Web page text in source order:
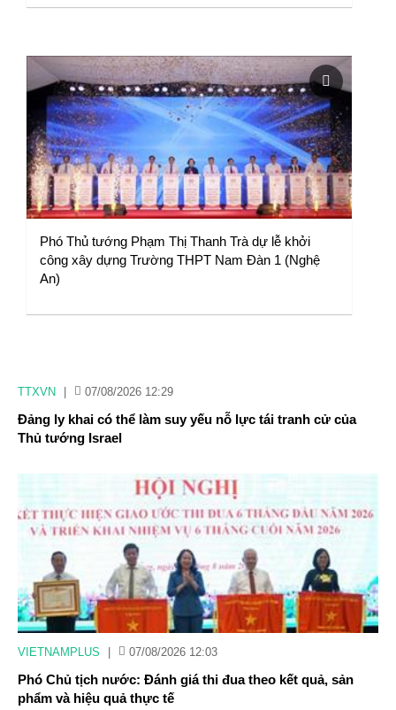
Phó Thủ tướng Phạm Thị Thanh Trà dự lễ khởi
công xây dựng Trường THPT Nam Đàn 1 (Nghệ
An)
TTXVN 07/08/2026 12:29
Đảng ly khai có thể làm suy yếu nỗ lực tái tranh cử của
Thủ tướng Israel
VIETNAMPLUS 07/08/2026 12:03
Phó Chủ tịch nước: Đánh giá thi đua theo kết quả, sản
phẩm và hiệu quả thực tế